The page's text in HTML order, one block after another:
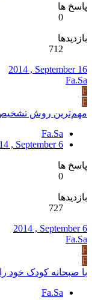
پاسخ ها
0
بازدیدها
712
2014 , September 16
Fa.Sa
F
F
مهم‌ترین روش تشخیص
Fa.Sa
, September 6
پاسخ ها
0
بازدیدها
727
2014 , September 6
Fa.Sa
F
F
با صبحانه کودک خود
Fa.Sa